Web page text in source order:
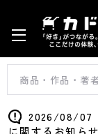
2026/08/07